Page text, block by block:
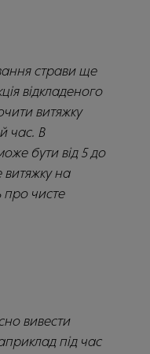
страви ще
відкладеного
витяжку
час. В
бути від 5 до
витяжку на
про чисте
вивести
під час